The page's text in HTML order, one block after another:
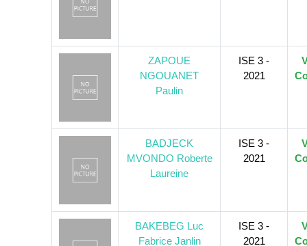
ZAPOUE
NGOUANET
Paulin
ISE 3 -
2021
BADJECK
MVONDO Roberte
Laureine
ISE 3 -
2021
BAKEBEG Luc
Fabrice Janlin
ISE 3 -
2021